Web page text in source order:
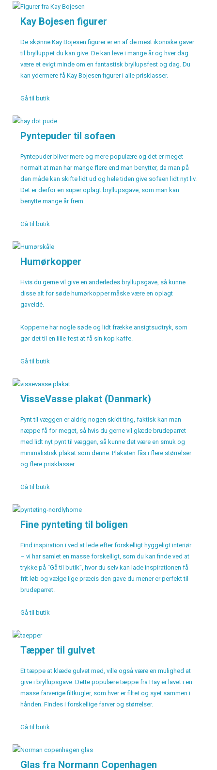
Kay Bojesen figurer
De skønne Kay Bojesen figurer er en af de mest ikoniske gaver
til brylluppet du kan give. De kan leve i mange år og hver dag
være et evigt minde om en fantastisk bryllupsfest og dag. Du
kan ydermere få Kay Bojesen figurer i alle prisklasser.
Gå til butik
Pyntepuder til sofaen
Pyntepuder bliver mere og mere populære og det er meget
normalt at man har mange flere end man benytter, da man på
den måde kan skifte lidt ud og hele tiden give sofaen lidt nyt liv.
Det er derfor en super oplagt bryllupsgave, som man kan
benytte mange år frem.
Gå til butik
Humørkopper
Hvis du gerne vil give en anderledes bryllupsgave, så kunne
disse alt for søde humørkopper måske være en oplagt
gaveidé.
Kopperne har nogle søde og lidt frække ansigtsudtryk, som
gør det til en lille fest at få sin kop kaffe.
Gå til butik
VisseVasse plakat (Danmark)
Pynt til væggen er aldrig nogen skidt ting, faktisk kan man
næppe få for meget, så hvis du gerne vil glæde brudeparret
med lidt nyt pynt til væggen, så kunne det være en smuk og
minimalistisk plakat som denne. Plakaten fås i flere størrelser
og flere prisklasser.
Gå til butik
Fine pynteting til boligen
Find inspiration i ved at lede efter forskelligt hyggeligt interiør
– vi har samlet en masse forskelligt, som du kan finde ved at
trykke på “Gå til butik”, hvor du selv kan lade inspirationen få
frit løb og vælge lige præcis den gave du mener er perfekt til
brudeparret.
Gå til butik
Tæpper til gulvet
Et tæppe at klæde gulvet med, ville også være en mulighed at
give i bryllupsgave. Dette populære tæppe fra Hay er lavet i en
masse farverige filtkugler, som hver er filtet og syet sammen i
hånden. Findes i forskellige farver og størrelser.
Gå til butik
Glas fra Normann Copenhagen